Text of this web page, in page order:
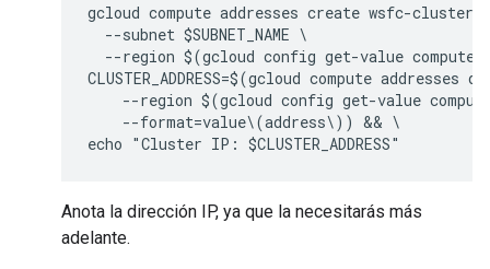
gcloud compute addresses create wsfc-cluster \
  --subnet $SUBNET_NAME \
--region $(gcloud config get-value
CLUSTER_ADDRESS=$(gcloud compute
--region $(gcloud config get-value
    --format=value\(address\)) && \
Anota la dirección IP, ya que la necesitarás más
adelante.